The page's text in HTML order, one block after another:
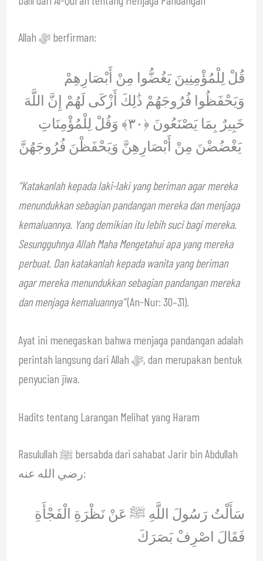
Allah ﷻ berfirman:
قُلْ لِلْمُؤْمِنِينَ يَغُضُّوا مِنْ أَبْصَارِهِمْ
وَيَحْفَظُوا فُرُوجَهُمْ ذَٰلِكَ أَزْكَى لَهُمْ إِنَّ اللَّهَ
خَبِيرٌ بِمَا يَصْنَعُونَ ﴿٣٠﴾ وَقُلْ لِلْمُؤْمِنَاتِ
يَغْضُضْنَ مِنْ أَبْصَارِهِنَّ وَيَحْفَظْنَ فُرُوجَهُنَّ
“Katakanlah kepada laki-laki yang beriman agar mereka
menundukkan sebagian pandangan mereka dan menjaga
kemaluannya. Yang demikian itu lebih suci bagi mereka.
Sesungguhnya Allah Maha Mengetahui apa yang mereka
perbuat. Dan katakanlah kepada wanita yang beriman
agar mereka menundukkan sebagian pandangan mereka
dan menjaga kemaluannya”(An-Nur: 30–31).
Ayat ini menegaskan bahwa menjaga pandangan adalah
perintah langsung dari Allah ﷻ, dan merupakan bentuk
penyucian jiwa.
Hadits tentang Larangan Melihat yang Haram
Rasulullah ﷺ bersabda dari sahabat Jarir bin Abdullah
رضي الله عنه:
سَأَلْتُ رَسُولَ اللَّهِ ﷺ عَنْ نَظْرَةِ الْفَجْأَةِ
فَقَالَ اصْرِفْ بَصَرَكَ